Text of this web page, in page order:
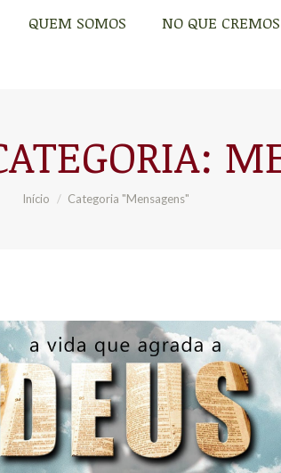
QUEM SOMOS NO QUE CREMOS
Você está aqui:
Início Categoria "Mensagens"
QUEM SOMOS NO QUE CREMOS